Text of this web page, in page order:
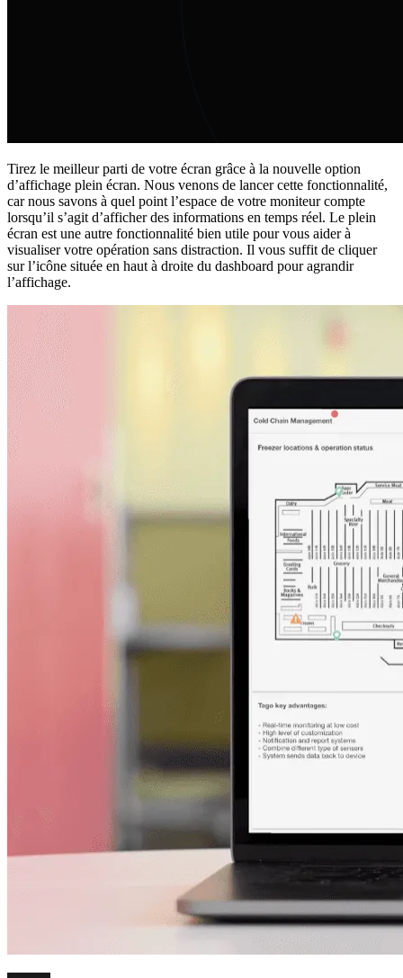
Tirez le meilleur parti de votre écran grâce à la nouvelle option
d’affichage plein écran. Nous venons de lancer cette fonctionnalité,
car nous savons à quel point l’espace de votre moniteur compte
lorsqu’il s’agit d’afficher des informations en temps réel. Le plein
écran est une autre fonctionnalité bien utile pour vous aider à
visualiser votre opération sans distraction. Il vous suffit de cliquer
sur l’icône située en haut à droite du dashboard pour agrandir
l’affichage.